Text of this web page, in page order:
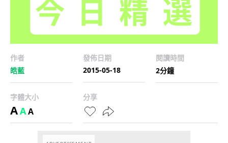
作者
皓藍
發佈日期
2015-05-18
閱讀時間
2分鐘
字體大小
AAA
分享